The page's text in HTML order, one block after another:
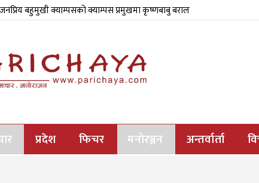
जनप्रिय बहुमुखी क्याम्पसको क्याम्पस प्रमुखमा कृष्णबाबु बराल
प्रदेश फिचर मनोरञ्जन अन्तर्वार्ता